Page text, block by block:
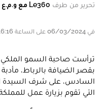
تحرير من طرف Le360 مع و.م.ع
في 06/03/2024 على الساعة 16:16
ترأست صاحبة السمو الملكي
بقصر الضيافة بالرباط،
السادس، على شرف السيدة
التي تقوم بزيارة عمل